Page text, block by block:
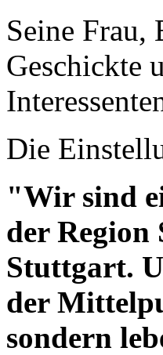
Seine Frau,
Geschickte
Die
"Wir sind
der Region
Stuttgart.
der
sondern